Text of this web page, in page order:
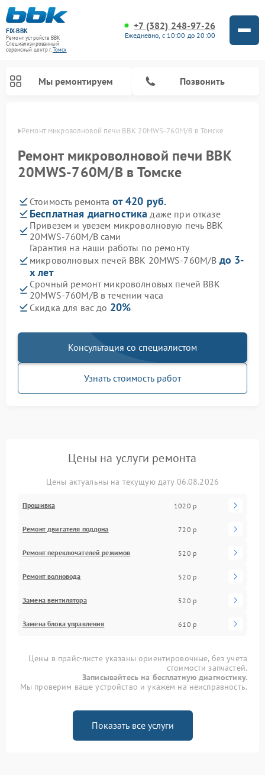
FIX-BBK
Ремонт устройств BBK
Специализированный
cервисный центр г.Томск
+7 (382) 248-97-26
Ежедневно, с 10:00 до 20:00
Мы ремонтируем Позвонить
Ремонт микроволновой печи BBK 20MWS-760M/B в Томске
Ремонт микроволновой печи BBK
20MWS-760M/B в Томске
Стоимость ремонта от 420 руб.
Бесплатная диагностика даже при отказе
Привезем и увезем микроволновую печь BBK
20MWS-760M/B сами
Гарантия на наши работы по ремонту
микроволновых печей BBK 20MWS-760M/B до 3-
х лет
Срочный ремонт микроволновых печей BBK
20MWS-760M/B в течении часа
Скидка для вас до 20%
Консультация со специалистом
Узнать стоимость работ
Цены на услуги ремонта
Цены актуальны на текущую дату 06.08.2026
Прошивка 1020 р
Ремонт двигателя поддона 720 р
Ремонт переключателей режимов 520 р
Ремонт волновода 520 р
Замена вентилятора 520 р
Замена блока управления 610 р
Цены в прайс-листе указаны ориентировочные, без учета
стоимости запчастей.
Записывайтесь на бесплатную диагностику.
Мы проверим ваше устройство и укажем на неисправность.
Показать все услуги